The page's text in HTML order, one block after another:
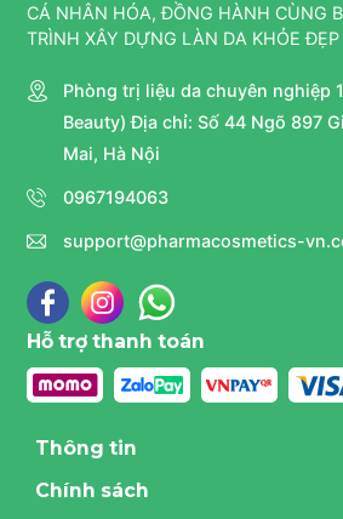
CÁ NHÂN HÓA, ĐỒNG HÀNH CÙNG
TRÌNH XÂY DỰNG LÀN DA KHỎE
Phòng trị liệu da chuyên nghiệp
Beauty) Địa chỉ: Số 44 Ngõ 897
Mai, Hà Nội
0967194063
support@pharmacosmetics-
Hỗ trợ thanh toán
Thông tin
Chính sách